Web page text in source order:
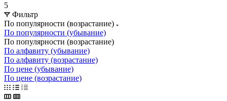
5
Фильтр
По популярности (возрастание)
По популярности (убывание)
По популярности (возрастание)
По алфавиту (убывание)
По алфавиту (возрастание)
По цене (убывание)
По цене (возрастание)